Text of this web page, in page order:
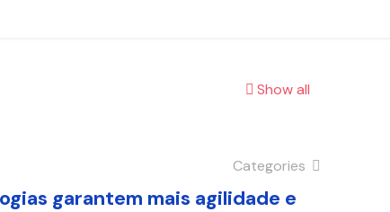
Show all
Categories
garantem mais agilidade e